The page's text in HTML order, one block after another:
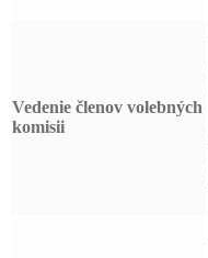
Vedenie členov volebných
komisii